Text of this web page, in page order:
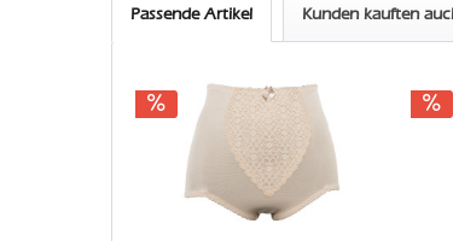
Passende Artikel Kunden kauften